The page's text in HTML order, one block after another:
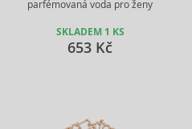
parfémovaná voda pro ženy
SKLADEM 1 KS
653 Kč